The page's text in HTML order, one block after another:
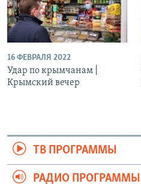
16 ФЕВРАЛЯ 2022
Удар по крымчанам |
Крымский вечер
ТВ ПРОГРАММЫ
РАДИО ПРОГРАММЫ